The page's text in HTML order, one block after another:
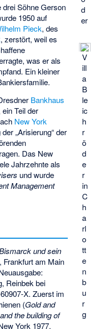
d
er
V
ill
a
B
le
ic
h
r
ö
d
e
r
in
C
h
a
rl
o
tt
e
n
b
u
r
g
drei Söhne Gerson
1950 auf
Pieck, des
, zerstört, weil es
was er als
Ein kleiner
Bankhaus
Teil der
New York
„Arisierung“ der
Das New
Jahrzehnte als
und wurde
Management
und sein
Frankfurt am Main
Reinbek bei
X. Zuerst im
(Gold and
the building of
York 1977,